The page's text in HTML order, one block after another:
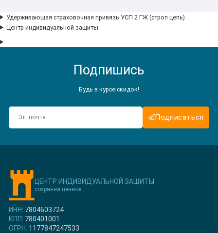
Удерживающая страховочная привязь УСП 2 ГЖ (строп цепь)
Центр индивидуальной защиты
Подпишись
Будь в курсе скидок!
Подписаться
ЦЕНТР ИНДИВИДУАЛЬНОЙ ЗАЩИТЫ
сохраняя ценное
ИНН: 7804603724
КПП: 780401001
ОГРН: 1177847247533